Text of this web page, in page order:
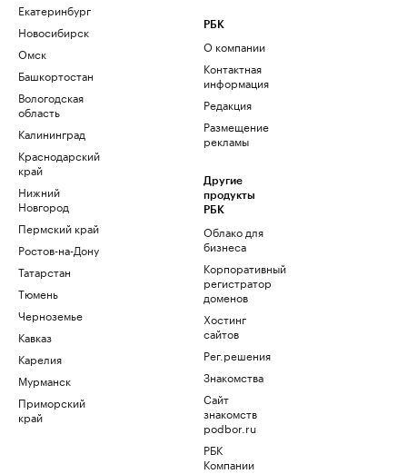
Екатеринбург
Новосибирск
Омск
Башкортостан
Вологодская
область
Калининград
Краснодарский
край
Нижний
Новгород
Пермский край
Ростов-на-Дону
Татарстан
Тюмень
Черноземье
Кавказ
Карелия
Мурманск
Приморский
край
РБК
О компании
Контактная
информация
Редакция
Размещение
рекламы
Другие
продукты
РБК
Облако для
бизнеса
Корпоративный
регистратор
доменов
Хостинг
сайтов
Рег.решения
Знакомства
Сайт
знакомств
podbor.ru
РБК
Компании